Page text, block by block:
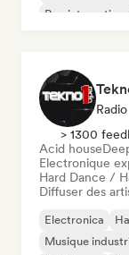
Rap
Radio
> 1300
Acid house
Electronique
Hard Dance /
Diffuser des
Electronica
Musique